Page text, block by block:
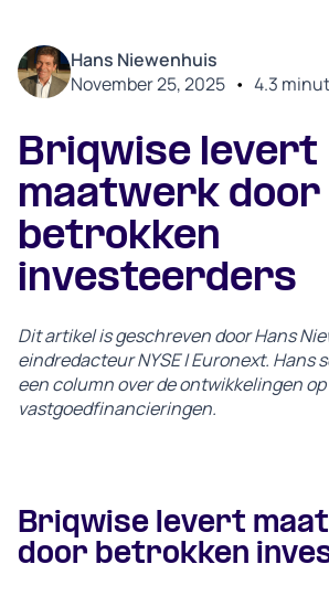
Hans Niewenhuis
November 25, 2025 • 4.3
Briqwise levert
maatwerk door
betrokken
investeerders
Dit artikel is geschreven door Hans
eindredacteur NYSE | Euronext. Hans
een column over de ontwikkelingen
vastgoedfinancieringen.
Briqwise levert
door betrokken